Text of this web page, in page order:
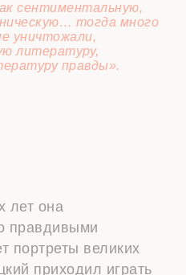
сентиментальную,
тогда много
уничтожали,
литературу,
правды».
лет она
правдивыми
портреты великих
приходил играть